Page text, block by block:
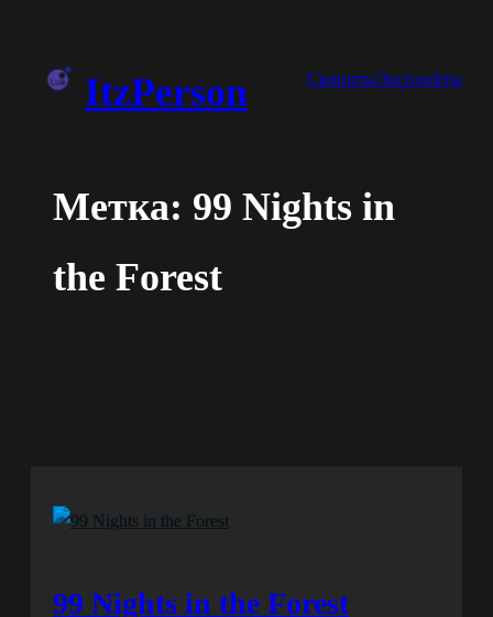
содержимомуItzPerson СкриптыЭксплойты
Метка: 99 Nights in
the Forest
99 Nights in the Forest